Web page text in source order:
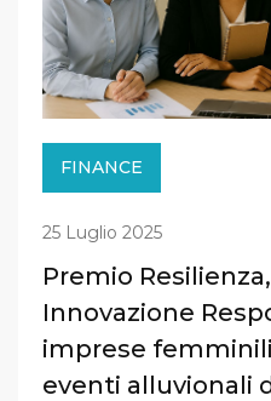
FINANCE
25 Luglio 2025
Premio
Innovazione
imprese
eventi alluvionali